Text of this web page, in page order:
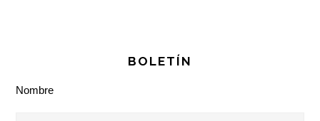
BOLETÍN
Nombre